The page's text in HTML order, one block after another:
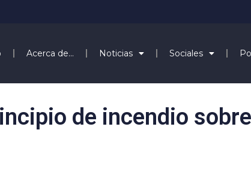
Acerca de… Noticias Sociales
de incendio